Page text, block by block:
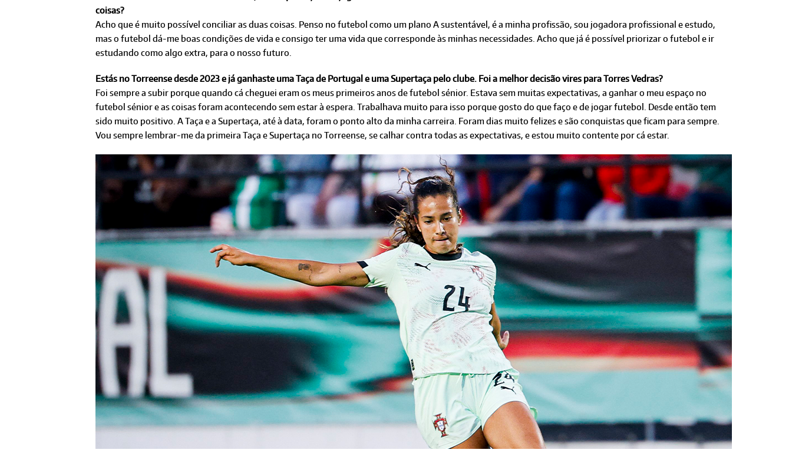
coisas?
Acho que é muito possível conciliar as duas coisas. Penso no futebol como um plano A sustentável, é a minha profissão, sou jogadora profissional e estudo,
mas o futebol dá-me boas condições de vida e consigo ter uma vida que corresponde às minhas necessidades. Acho que já é possível priorizar o futebol e ir
estudando como algo extra, para o nosso futuro.
Estás no Torreense desde 2023 e já ganhaste uma Taça de Portugal e uma Supertaça pelo clube. Foi a melhor decisão vires para Torres Vedras?
Foi sempre a subir porque quando cá cheguei eram os meus primeiros anos de futebol sénior. Estava sem muitas expectativas, a ganhar o meu espaço no
futebol sénior e as coisas foram acontecendo sem estar à espera. Trabalhava muito para isso porque gosto do que faço e de jogar futebol. Desde então tem
sido muito positivo. A Taça e a Supertaça, até à data, foram o ponto alto da minha carreira. Foram dias muito felizes e são conquistas que ficam para sempre.
Vou sempre lembrar-me da primeira Taça e Supertaça no Torreense, se calhar contra todas as expectativas, e estou muito contente por cá estar.